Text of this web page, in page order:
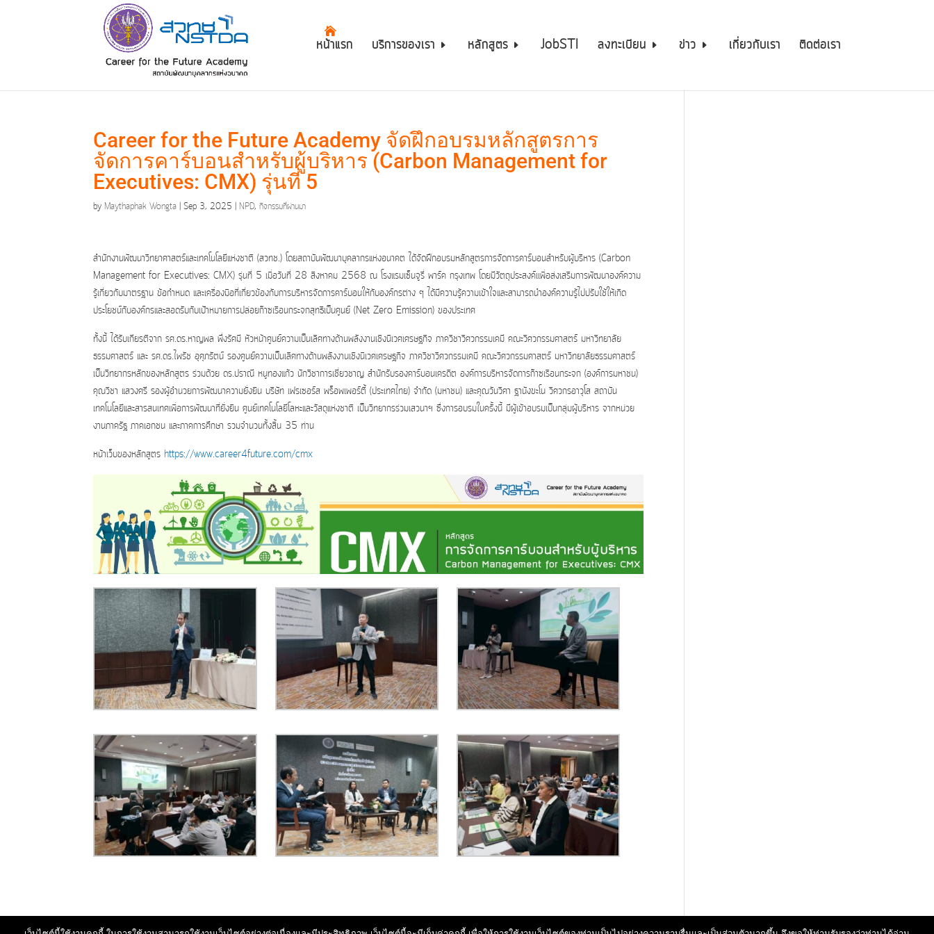
หน้าแรก บริการของเรา หลักสูตร JobSTI ลงทะเบียน ข่าว เกี่ยวกับเรา ติดต่อเรา
Career for the Future Academy จัดฝึกอบรมหลักสูตรการ
จัดการคาร์บอนสำหรับผู้บริหาร (Carbon Management for
Executives: CMX) รุ่นที่ 5
by Maythaphak Wongta |Sep 3, 2025 | NPD,กิจกรรมที่ผ่านมา
สำนักงานพัฒนาวิทยาศาสตร์และเทคโนโลยีแห่งชาติ (สวทช.) โดยสถาบันพัฒนาบุคลากรแห่งอนาคต ได้จัดฝึกอบรมหลักสูตรการจัดการคาร์บอนสำหรับผู้บริหาร (Carbon
Management for Executives: CMX) รุ่นที่ 5 เมื่อวันที่ 28 สิงหาคม 2568 ณ โรงแรมเซ็นจูรี่ พาร์ค กรุงเทพ โดยมีวัตถุประสงค์เเพื่อส่งเสริมการพัฒนาองค์ความ
รู้เกี่ยวกับมาตรฐาน ข้อกำหนด และเครื่องมือที่เกี่ยวข้องกับการบริหารจัดการคาร์บอนให้กับองค์กรต่าง ๆ ได้มีความรู้ความเข้าใจและสามารถนำองค์ความรู้ไปปรับใช้ให้เกิด
ประโยชน์กับองค์กรและสอดรับกับเป้าหมายการปล่อยก๊าซเรือนกระจกสุทธิเป็นศูนย์ (Net Zero Emission) ของประเทศ
ทั้งนี้ ได้รับเกียรติจาก รศ.ดร.หาญพล พึ่งรัศมี หัวหน้าศูนย์ความเป็นเลิศทางด้านพลังงานเชิงนิเวศเศรษฐกิจ ภาควิชาวิศวกรรมเคมี คณะวิศวกรรมศาสตร์ มหาวิทยาลัย
ธรรมศาสตร์ และ รศ.ดร.ไพรัช อุศุภรัตน์ รองศูนย์ความเป็นเลิศทางด้านพลังงานเชิงนิเวศเศรษฐกิจ ภาควิชาวิศวกรรมเคมี คณะวิศวกรรมศาสตร์ มหาวิทยาลัยธรรมศาสตร์
เป็นวิทยากรหลักของหลักสูตร ร่วมด้วย ดร.ปราณี หนูทองแก้ว นักวิชาการเชี่ยวชาญ สำนักรับรองคาร์บอนเครดิต องค์การบริหารจัดการก๊าซเรือนกระจก (องค์การมหาชน)
คุณวิชา แสวงศรี รองผู้อำนวยการพัฒนาความยั่งยืน บริษัท เฟรเซอร์ส พร็อพเพอร์ตี้ (ประเทศไทย) จำกัด (มหาชน) และคุณวันวิศา ฐานังขะโน วิศวกรอาวุโส สถาบัน
เทคโนโลยีและสารสนเทศเพื่อการพัฒนาที่ยั่งยืน ศูนย์เทคโนโลยีโลหะและวัสดุแห่งชาติ เป็นวิทยากรร่วมเสวนาฯ ซึ่งการอบรมในครั้งนี้ มีผู้เข้าอบรมเป็นกลุ่มผู้บริหาร จากหน่วย
งานภาครัฐ ภาคเอกชน และภาคการศึกษา รวมจำนวนทั้งสิ้น 35 ท่าน
หน้าเว็บของหลักสูตร https://www.career4future.com/cmx